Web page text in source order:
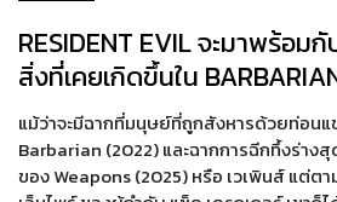
RESIDENT EVIL จะมาพร้อม
สิ่งที่เคยเกิดขึ้นใน
แม้ว่าจะมีฉากที่มนุษย์ที่ถูกสังหารด้วยท่อนแ
Barbarian (2022) และฉากการฉีกทึ้งร่าง
ของ Weapons (2025) หรือ เวเพินส์ แต่